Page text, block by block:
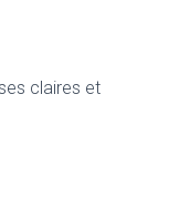
claires et